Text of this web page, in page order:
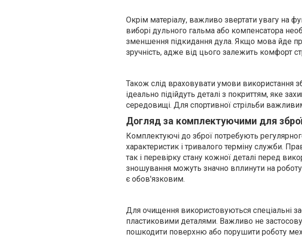
Окрім матеріалу, важливо звертати увагу на
виборі дульного гальма або компенсатора
зменшення підкидання дула. Якщо мова йде
зручність, адже від цього залежить комфорт
Також слід враховувати умови використання
ідеально підійдуть деталі з покриттям, яке
середовищі. Для спортивної стрільби
Догляд за комплектуючими для
Комплектуючі до зброї потребують
характеристик і тривалого терміну служби.
так і перевірку стану кожної деталі перед
зношування можуть значно вплинути на
є обов'язковим.
Для очищення використовуються спеціальні
пластиковими деталями. Важливо не
пошкодити поверхню або порушити роботу